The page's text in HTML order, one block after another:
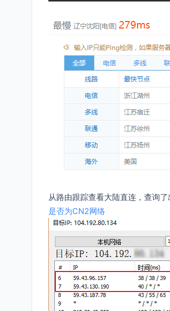
从路由跟踪查看大陆直连，查询
是否为CN2网络